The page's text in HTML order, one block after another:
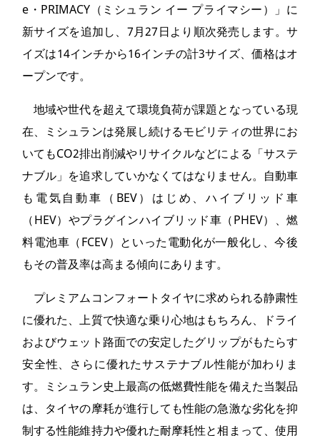
e・PRIMACY（ミシュラン イー プライマシー）」に
新サイズを追加し、7月27日より順次発売します。サ
イズは14インチから16インチの計3サイズ、価格はオ
ープンです。
地域や世代を超えて環境負荷が課題となっている現
在、ミシュランは発展し続けるモビリティの世界にお
いてもCO2排出削減やリサイクルなどによる「サステ
ナブル」を追求していかなくてはなりません。自動車
も電気自動車（BEV）はじめ、ハイブリッド車
（HEV）やプラグインハイブリッド車（PHEV）、燃
料電池車（FCEV）といった電動化が一般化し、今後
もその普及率は高まる傾向にあります。
プレミアムコンフォートタイヤに求められる静粛性
に優れた、上質で快適な乗り心地はもちろん、ドライ
およびウェット路面での安定したグリップがもたらす
安全性、さらに優れたサステナブル性能が加わりま
す。ミシュラン史上最高の低燃費性能を備えた当製品
は、タイヤの摩耗が進行しても性能の急激な劣化を抑
制する性能維持力や優れた耐摩耗性と相まって、使用